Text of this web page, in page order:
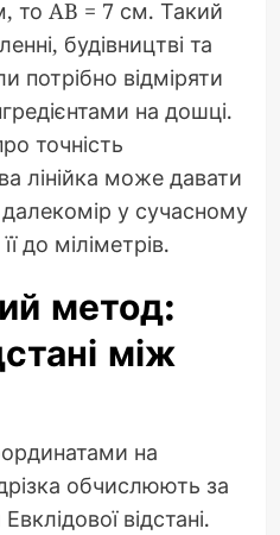
то AB = 7 см. Такий
будівництві та
потрібно відміряти
на дошці.
точність
лінійка може давати
у сучасному
до міліметрів.
метод:
між
на
обчислюють за
відстані.